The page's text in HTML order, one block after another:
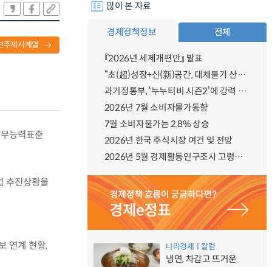
주제시계열
능력표준
추진상황을
연계 현황,
많이 본 자료
경제정책정보 전체
『2026년 세제개편안』 발표
“초(超)성장+신(新)공간, 대체불가 산업강국”
과기정통부, ‘누누티비 시즌2’에 강력 대응 의지 밝혀
2026년 7월 소비자물가동향
7월 소비자물가는 2.8% 상승
2026년 한국 주식시장 여건 및 전망
2026년 5월 경제활동인구조사 고령층 부가조사 결과
나라경제ㅣ칼럼
냉면, 차갑고 뜨거운